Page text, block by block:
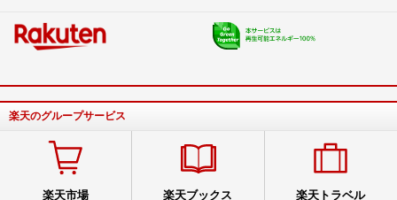
楽天のグループサービス
楽天市場 楽天ブックス 楽天トラベル